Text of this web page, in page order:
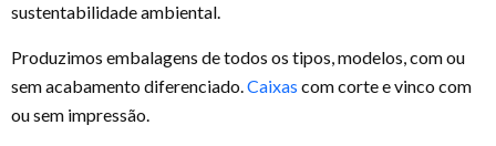
sustentabilidade ambiental.
Produzimos embalagens de todos os tipos, modelos, com ou
sem acabamento diferenciado. Caixas com corte e vinco com
ou sem impressão.